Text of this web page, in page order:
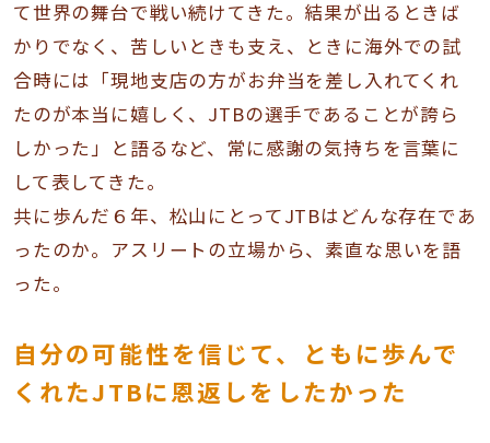
て世界の舞台で戦い続けてきた。結果が出るときば
かりでなく、苦しいときも支え、ときに海外での試
合時には「現地支店の方がお弁当を差し入れてくれ
たのが本当に嬉しく、JTBの選手であることが誇ら
しかった」と語るなど、常に感謝の気持ちを言葉に
して表してきた。
共に歩んだ６年、松山にとってJTBはどんな存在であ
ったのか。アスリートの立場から、素直な思いを語
った。
自分の可能性を信じて、ともに歩んで
くれたJTBに恩返しをしたかった